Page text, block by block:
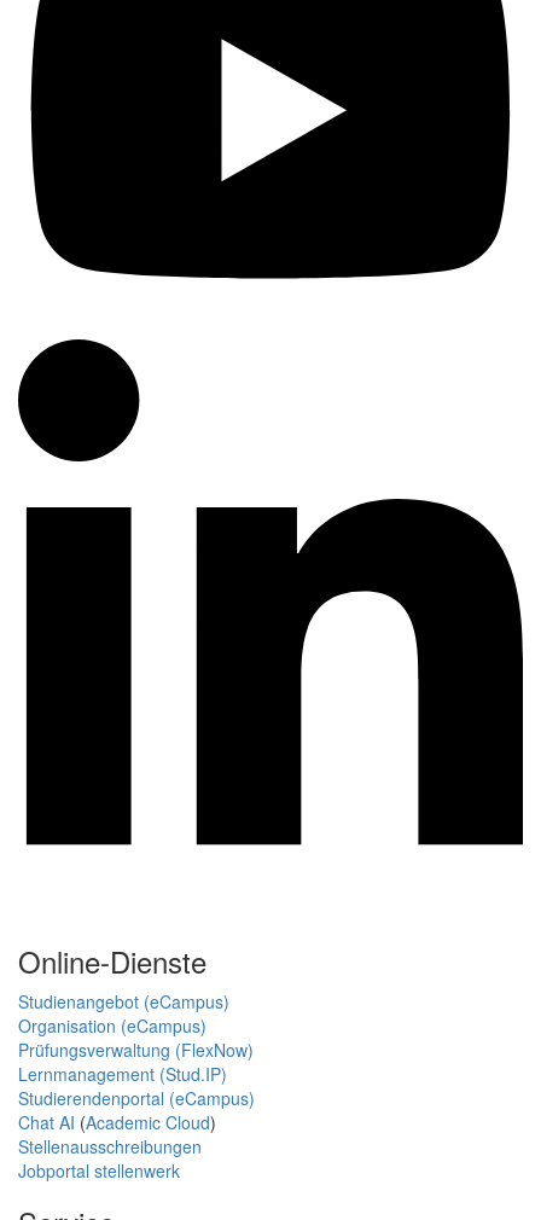
Online-Dienste
Studienangebot (eCampus)
Organisation (eCampus)
Prüfungsverwaltung (FlexNow)
Lernmanagement (Stud.IP)
Studierendenportal (eCampus)
Chat AI (Academic Cloud)
Stellenausschreibungen
Jobportal stellenwerk